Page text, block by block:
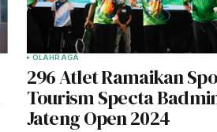
OLAHRAGA
296 Atlet Ramaikan
Tourism Specta
Jateng Open 2024